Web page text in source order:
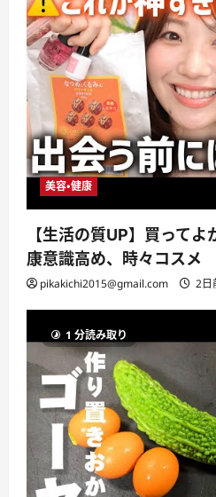
美容・健康
【生活の質UP】買って
康意識高め、時々コスメ
pikakichi2015@gmail.com 2日
1 分読み取り